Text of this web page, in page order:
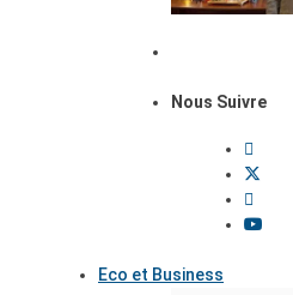
Nous Suivre
Eco et Business